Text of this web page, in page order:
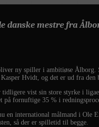
danske mestre fra
ny spiller i ambitiøse Ålborg.
Kasper Hvidt, og det er ud fra
tidligere vist sin store styrke i
på fornuftige 35 % i
en international målmand i Ole
så der er spilletid til begge.